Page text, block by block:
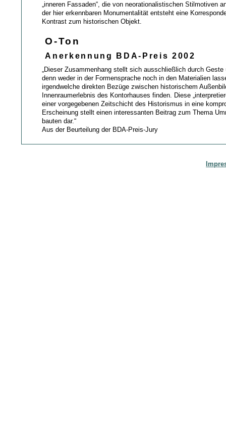
„inneren Fassaden“, die von neorationalistischen Stilmotiven
der hier erkennbaren Monumentalität entsteht eine
Kontrast zum historischen Objekt.
O-Ton
Anerkennung BDA-Preis 2002
„Dieser Zusammenhang stellt sich ausschließlich durch Geste
denn weder in der Formensprache noch in den Materialien
irgendwelche direkten Bezüge zwischen historischem
Innenraumerlebnis des Kontorhauses finden. Diese
einer vorgegebenen Zeitschicht des Historismus in eine
Erscheinung stellt einen interessanten Beitrag zum Thema
bauten dar.“
Aus der Beurteilung der BDA-Preis-Jury